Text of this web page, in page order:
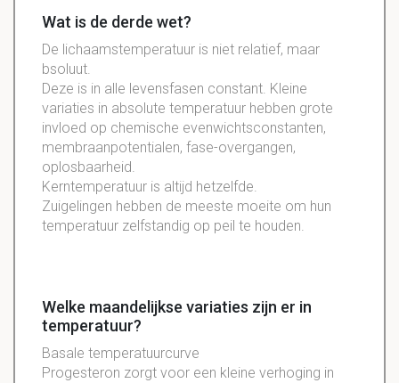
Wat is de derde wet?
De lichaamstemperatuur is niet relatief, maar
bsoluut.
Deze is in alle levensfasen constant. Kleine
variaties in absolute temperatuur hebben grote
invloed op chemische evenwichtsconstanten,
membraanpotentialen, fase-overgangen,
oplosbaarheid.
Kerntemperatuur is altijd hetzelfde.
Zuigelingen hebben de meeste moeite om hun
temperatuur zelfstandig op peil te houden.
Welke maandelijkse variaties zijn er in
temperatuur?
Basale temperatuurcurve
Progesteron zorgt voor een kleine verhoging in